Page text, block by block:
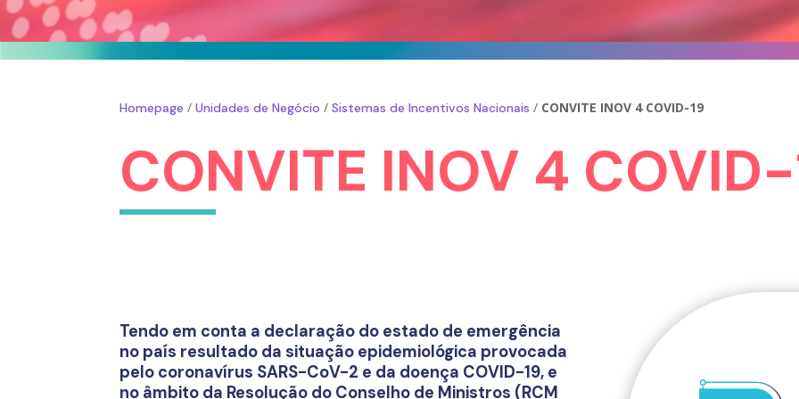
Homepage /Unidades de Negócio /Sistemas de Incentivos Nacionais / CONVITE INOV 4 COVID-19
CONVITE INOV 4
Tendo em conta a declaração do estado de emergência
no país resultado da situação epidemiológica provocada
pelo coronavírus SARS-CoV-2 e da doença COVID-19, e
no âmbito da Resolução do Conselho de Ministros (RCM